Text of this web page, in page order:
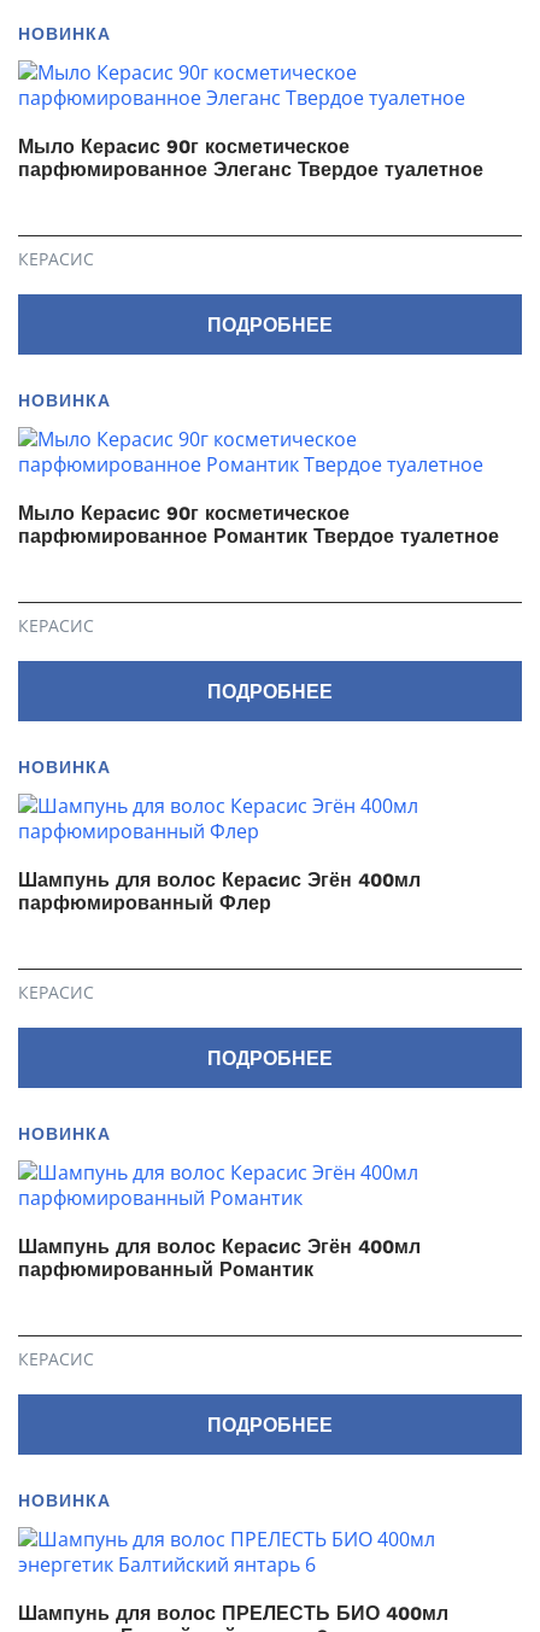
НОВИНКА
Мыло Кераcис 90г косметическое
парфюмированное Элеганс Твердое туалетное
КЕРАСИС
ПОДРОБНЕЕ
НОВИНКА
Мыло Кераcис 90г косметическое
парфюмированное Романтик Твердое туалетное
КЕРАСИС
ПОДРОБНЕЕ
НОВИНКА
Шампунь для волос Кераcис Эгён 400мл
парфюмированный Флер
КЕРАСИС
ПОДРОБНЕЕ
НОВИНКА
Шампунь для волос Кераcис Эгён 400мл
парфюмированный Романтик
КЕРАСИС
ПОДРОБНЕЕ
НОВИНКА
Шампунь для волос ПРЕЛЕСТЬ БИО 400мл